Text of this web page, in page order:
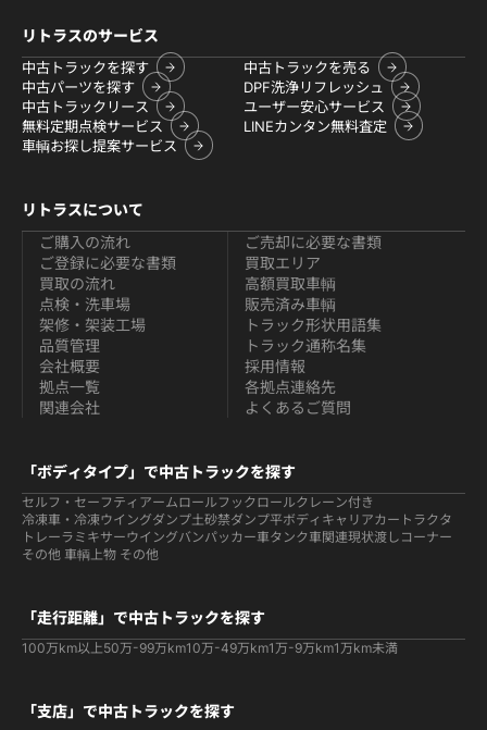
リトラスのサービス
中古トラックを探す
中古トラックを売る
中古パーツを探す
DPF洗浄リフレッシュ
中古トラックリース
ユーザー安心サービス
無料定期点検サービス
LINEカンタン無料査定
車輌お探し提案サービス
リトラスについて
ご購入の流れ
ご登録に必要な書類
買取の流れ
ご売却に必要な書類
買取エリア
高額買取車輌
点検・洗車場
架修・架装工場
品質管理
販売済み車輌
トラック形状用語集
トラック通称名集
会社概要
拠点一覧
関連会社
採用情報
各拠点連絡先
よくあるご質問
「ボディタイプ」で中古トラックを探す
セルフ・セーフティ アームロールフックロールクレーン付き
冷凍車・冷凍ウイングダンプ土砂禁ダンプ平ボディ キャリアカー トラクタ
トレーラ ミキサーウイングバンパッカー車タンク車関連現状渡しコーナー
その他 車輌 上物 その他
「走行距離」で中古トラックを探す
100万km以上50万-99万km10万-49万km1万-9万km1万km未満
「支店」で中古トラックを探す